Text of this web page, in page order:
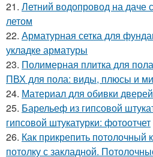
21. Летний водопровод на даче
летом
22. Арматурная сетка для
укладке арматуры
23. Полимерная плитка для
ПВХ для пола: виды, плюсы и
24. Материал для обивки
25. Барельеф из гипсовой
гипсовой штукатурки: фотоотчет
26. Как прикрепить потолочный
потолку с закладной.